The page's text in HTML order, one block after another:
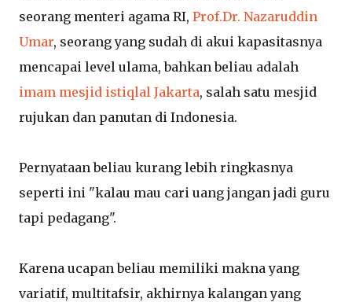
seorang menteri agama RI, Prof.Dr. Nazaruddin
Umar, seorang yang sudah di akui kapasitasnya
mencapai level ulama, bahkan beliau adalah
imam mesjid istiqlal Jakarta, salah satu mesjid
rujukan dan panutan di Indonesia.
Pernyataan beliau kurang lebih ringkasnya
seperti ini "kalau mau cari uang jangan jadi guru
tapi pedagang".
Karena ucapan beliau memiliki makna yang
variatif, multitafsir, akhirnya kalangan yang